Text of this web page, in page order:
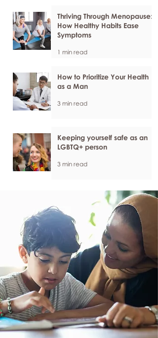
Thriving Through Menopause:
How Healthy Habits Ease
Symptoms
1 min read
How to Prioritize Your Health
as a Man
3 min read
Keeping yourself safe as an
LGBTQ+ person
3 min read